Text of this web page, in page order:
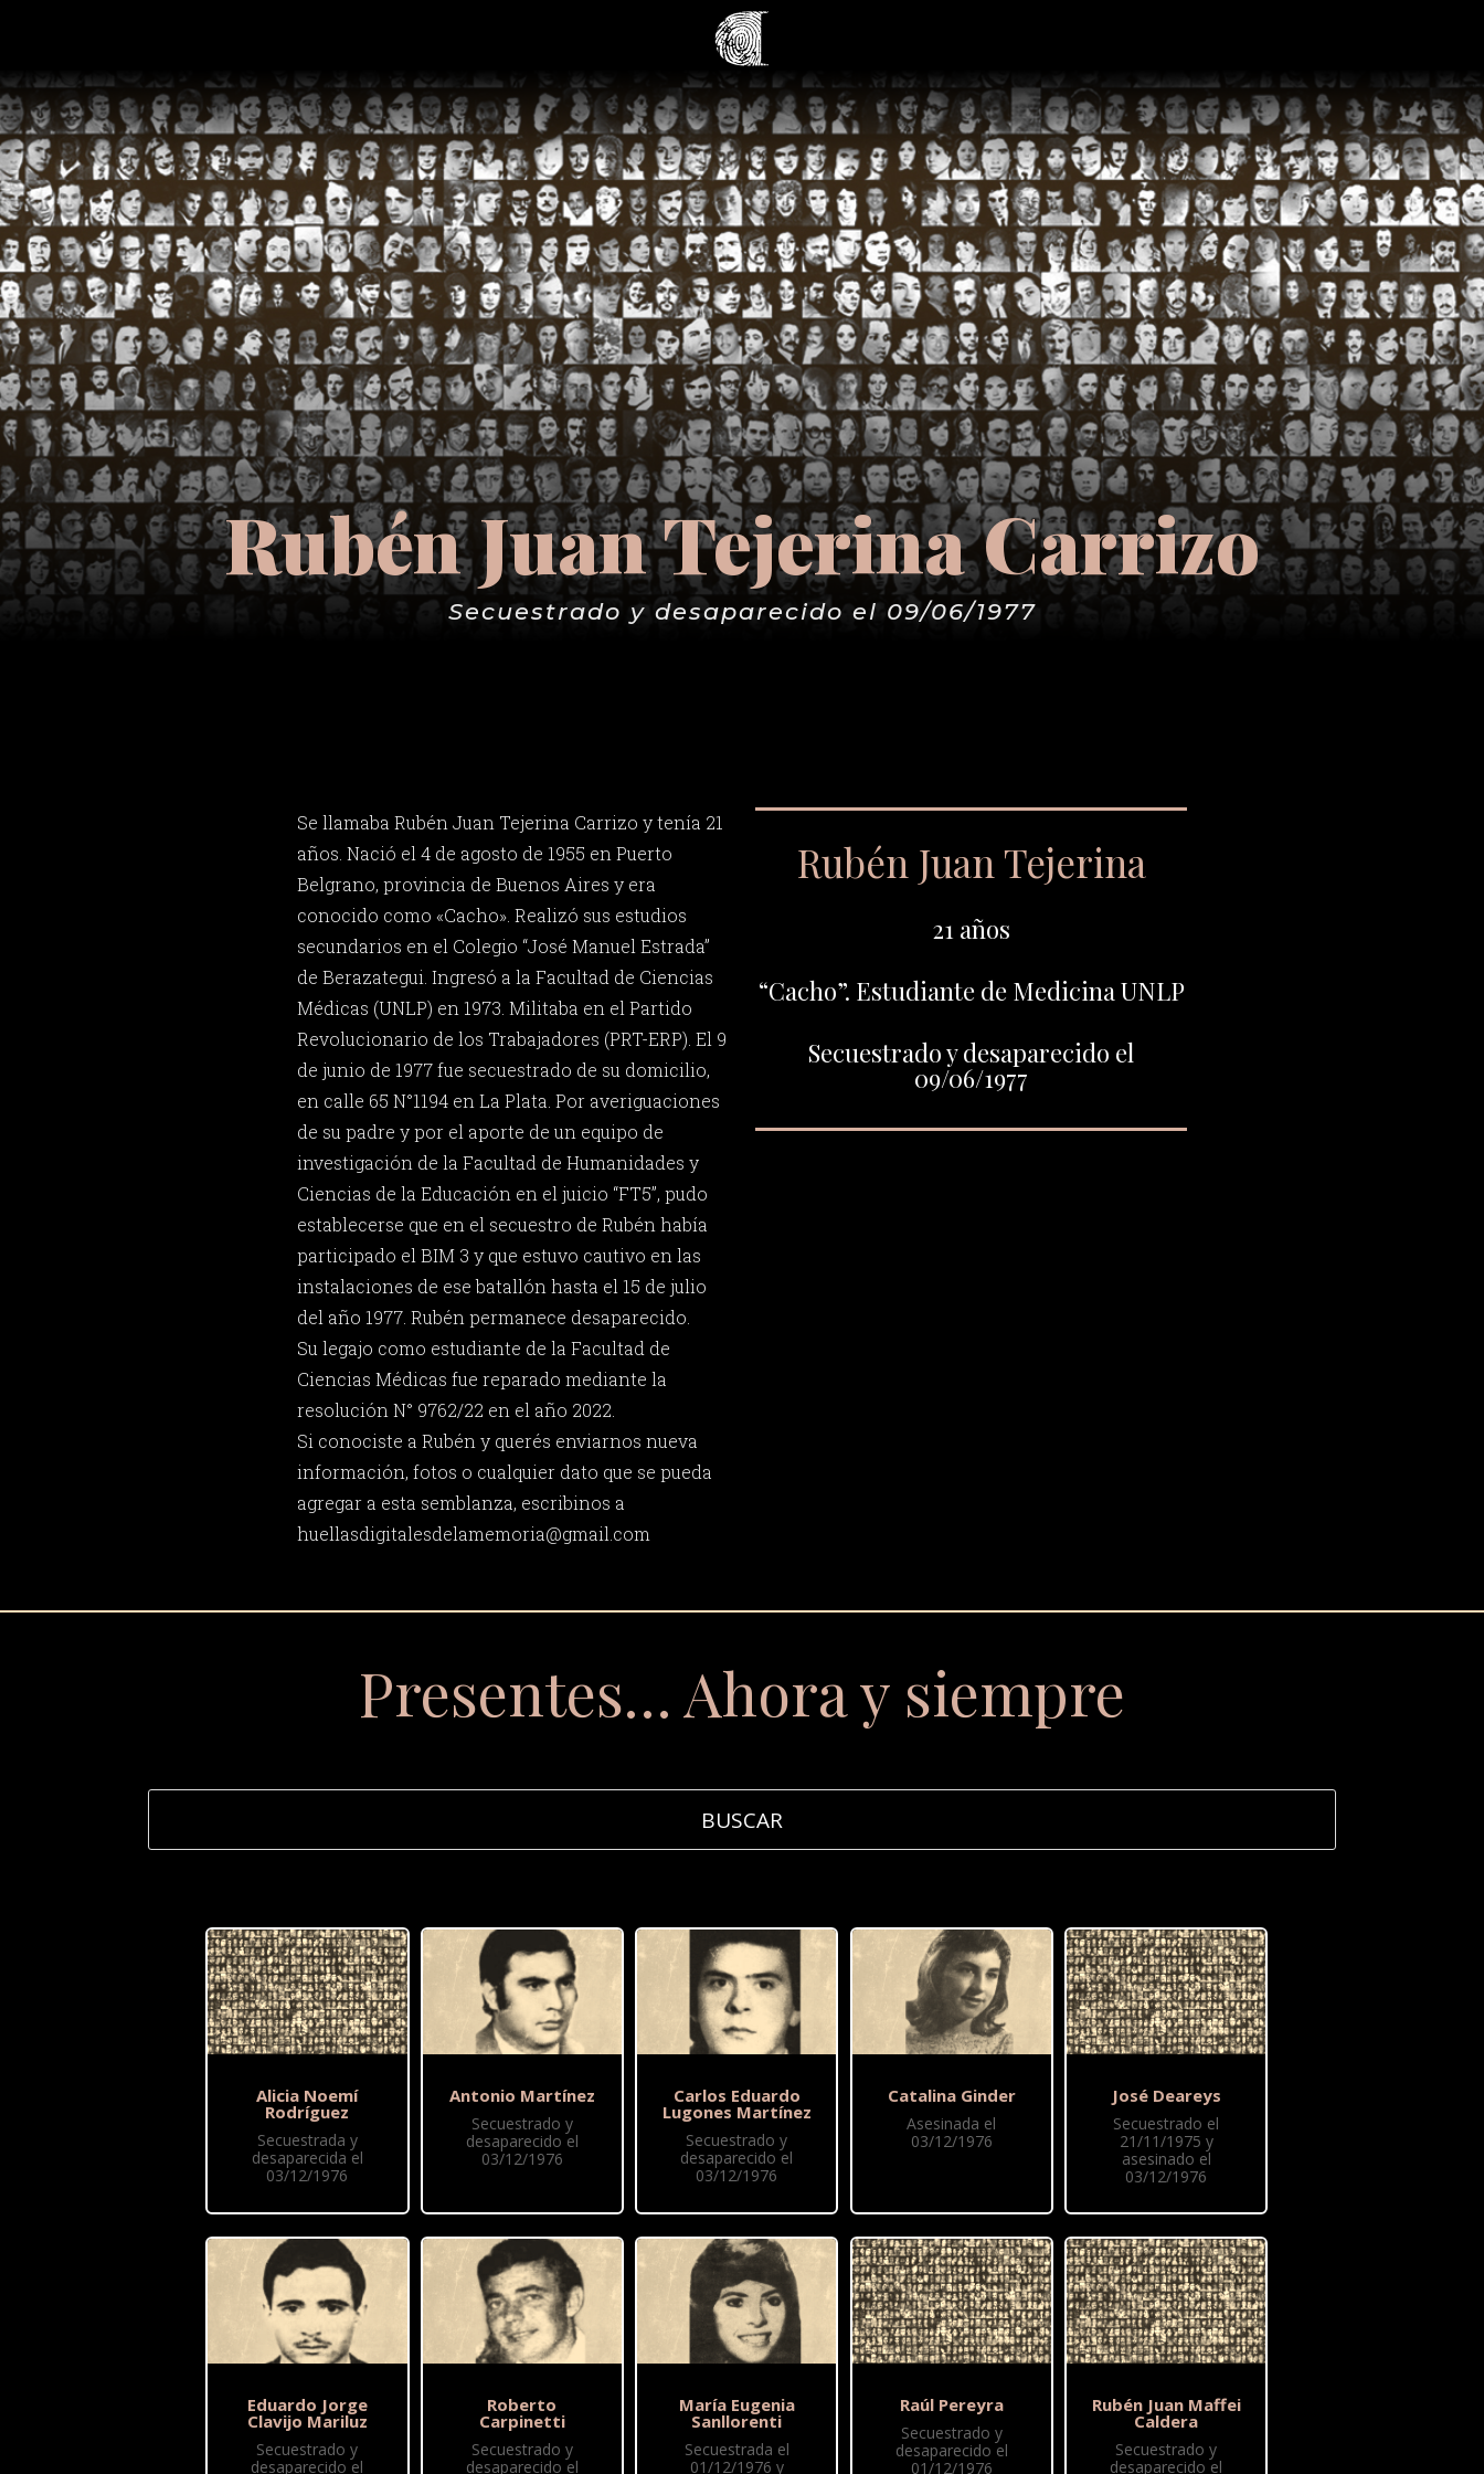
Rubén Juan Tejerina Carrizo
Secuestrado y desaparecido el 09/06/1977
Se llamaba Rubén Juan Tejerina Carrizo y tenía 21
años. Nació el 4 de agosto de 1955 en Puerto
Belgrano, provincia de Buenos Aires y era
conocido como «Cacho». Realizó sus estudios
secundarios en el Colegio “José Manuel Estrada”
de Berazategui. Ingresó a la Facultad de Ciencias
Médicas (UNLP) en 1973. Militaba en el Partido
Revolucionario de los Trabajadores (PRT-ERP). El 9
de junio de 1977 fue secuestrado de su domicilio,
en calle 65 N°1194 en La Plata. Por averiguaciones
de su padre y por el aporte de un equipo de
investigación de la Facultad de Humanidades y
Ciencias de la Educación en el juicio “FT5”, pudo
establecerse que en el secuestro de Rubén había
participado el BIM 3 y que estuvo cautivo en las
instalaciones de ese batallón hasta el 15 de julio
del año 1977. Rubén permanece desaparecido.
Su legajo como estudiante de la Facultad de
Ciencias Médicas fue reparado mediante la
resolución N° 9762/22 en el año 2022.
Si conociste a Rubén y querés enviarnos nueva
información, fotos o cualquier dato que se pueda
agregar a esta semblanza, escribinos a
huellasdigitalesdelamemoria@gmail.com
Rubén Juan Tejerina
21 años
“Cacho”. Estudiante de Medicina UNLP
Secuestrado y desaparecido el
09/06/1977
Presentes… Ahora y siempre
Alicia Noemí
Rodríguez
Secuestrada y
desaparecida el
03/12/1976
Eduardo Jorge
Clavijo Mariluz
Secuestrado y
desaparecido el
Antonio Martínez
Secuestrado y
desaparecido el
03/12/1976
Roberto
Carpinetti
Secuestrado y
desaparecido el
Carlos Eduardo
Lugones Martínez
Secuestrado y
desaparecido el
03/12/1976
María Eugenia
Sanllorenti
Secuestrada el
01/12/1976 y
Catalina Ginder
Asesinada el
03/12/1976
Raúl Pereyra
Secuestrado y
desaparecido el
01/12/1976
José Deareys
Secuestrado el
21/11/1975 y
asesinado el
03/12/1976
Rubén Juan Maffei
Caldera
Secuestrado y
desaparecido el